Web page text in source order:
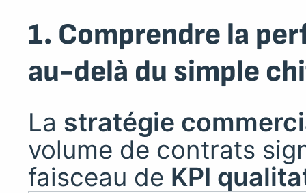
1. Comprendre la
au-delà du simple
La stratégie
volume de contrats
faisceau de KPI